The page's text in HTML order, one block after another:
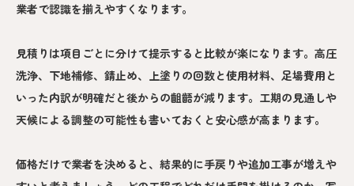
業者で認識を揃えやすくなります。
見積りは項目ごとに分けて提示すると比較が楽になります。高圧
洗浄、下地補修、錆止め、上塗りの回数と使用材料、足場費用と
いった内訳が明確だと後からの齟齬が減ります。工期の見通しや
天候による調整の可能性も書いておくと安心感が高まります。
価格だけで業者を決めると、結果的に手戻りや追加工事が増えや